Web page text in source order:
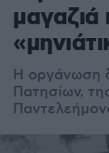
μαγαζιά
Η οργάνωση
Πατησίων,